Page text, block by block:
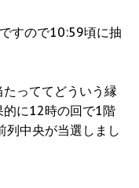
すので10:59頃に抽
っててどういう縁
的に12時の回で1階
列中央が当選しまし